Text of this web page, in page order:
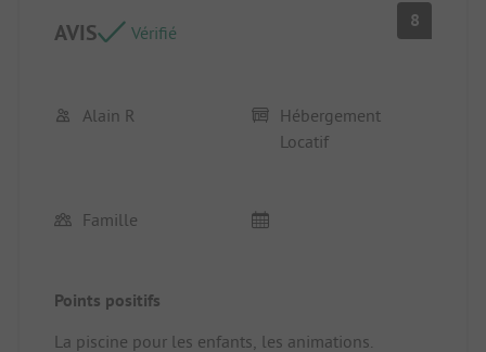
AVIS Vérifié
8
Alain R
Hébergement
Locatif
Famille
Points positifs
La piscine pour les enfants, les animations.